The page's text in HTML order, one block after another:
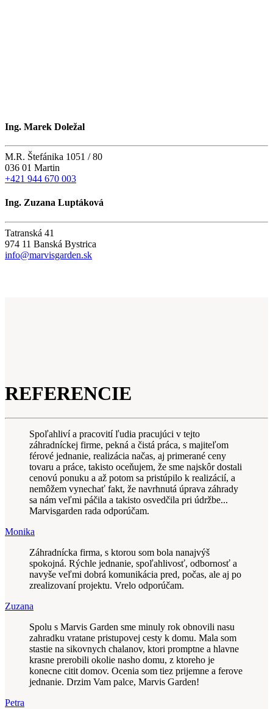
Ing. Marek Doležal
M.R. Štefánika 1051 / 80
036 01 Martin
+421 944 670 003
Ing. Zuzana Luptáková
Tatranská 41
974 11 Banská Bystrica
info@marvisgarden.sk
REFERENCIE
Spoľahliví a pracovití ľudia pracujúci v tejto
záhradníckej firme, pekná a čistá práca, s majiteľom
férové jednanie, realizácia načas, aj primerané ceny
tovaru a práce, takisto oceňujem, že sme najskôr dostali
cenovú ponuku a až potom sa pristúpilo k realizácií, a
nemôžem vynechať fakt, že navrhnutá úprava záhrady
sa nám veľmi páčila a takisto osvedčila pri údržbe...
Marvisgarden rada odporúčam.
Monika
Záhradnícka firma, s ktorou som bola nanajvýš
spokojná. Rýchle jednanie, spoľahlivosť, odbornosť a
navyše veľmi dobrá komunikácia pred, počas, ale aj po
zrealizovaní projektu. Vrelo odporúčam.
Zuzana
Spolu s Marvis Garden sme minuly rok obnovili nasu
zahradku vratane pristupovej cesty k domu. Mala som
stastie na sikovnych chalanov, ktori promptne a hlavne
krasne prerobili okolie nasho domu, z ktoreho je
konecne citit domov. Ocenia som tiez prijemne a ferove
jednanie. Drzim Vam palce, Marvis Garden!
Petra